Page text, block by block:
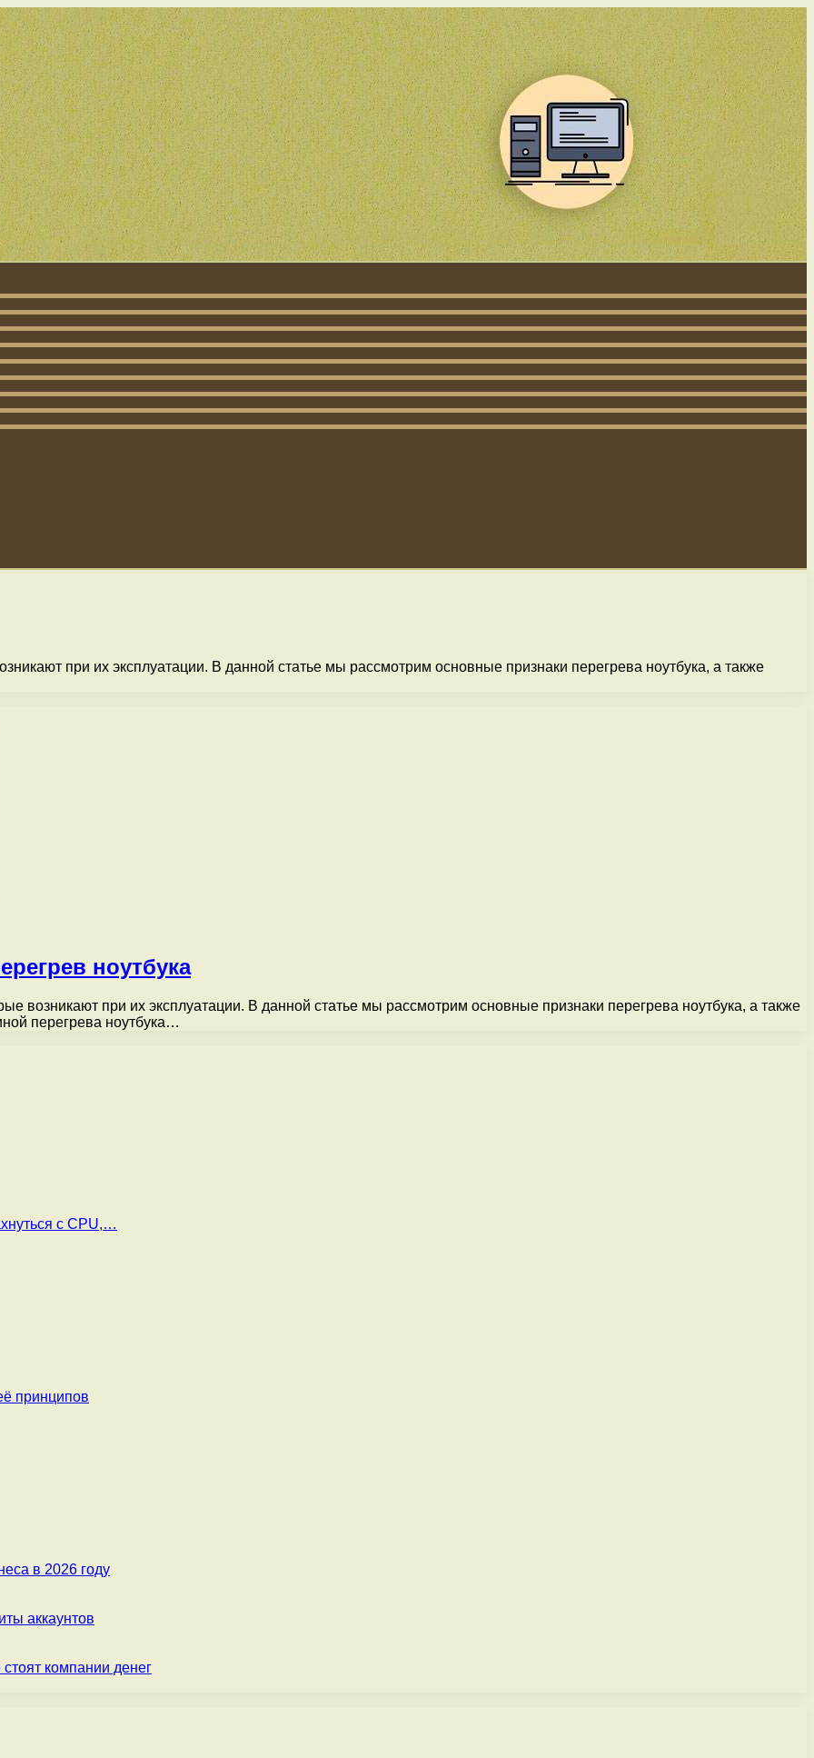
при их эксплуатации. В данной статье мы рассмотрим основные признаки перегрева ноутбука, а также
ноутбука
возникают при их эксплуатации. В данной статье мы рассмотрим основные признаки перегрева ноутбука, а также
перегрева ноутбука…
с CPU,…
принципов
в 2026 году
аккаунтов
компании денег